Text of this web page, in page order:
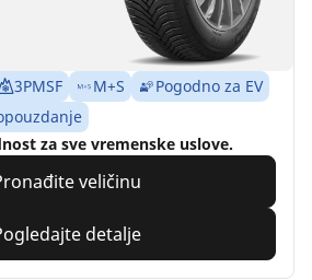
3PMSF M+S
Pogodno za EV
za sve vremenske uslove.
veličinu
detalje